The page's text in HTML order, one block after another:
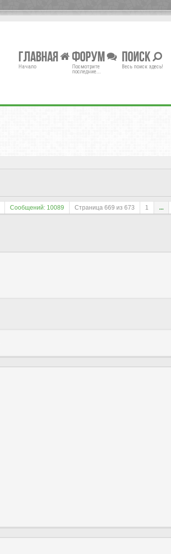
Главная
Начало
Форум
Посмотрите
последние...
Поиск
Весь поиск здесь!
Сообщений: 10089 Страница 669 из 673 1 ...